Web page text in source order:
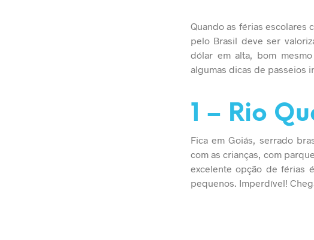
Quando as férias escolares
pelo Brasil deve ser
dólar em alta, bom
algumas dicas de passeios
1 – Rio
Fica em Goiás, serrado
com as crianças, com
excelente opção de férias
pequenos. Imperdível!